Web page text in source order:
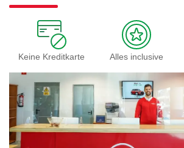
Keine Kreditkarte Alles inclusive